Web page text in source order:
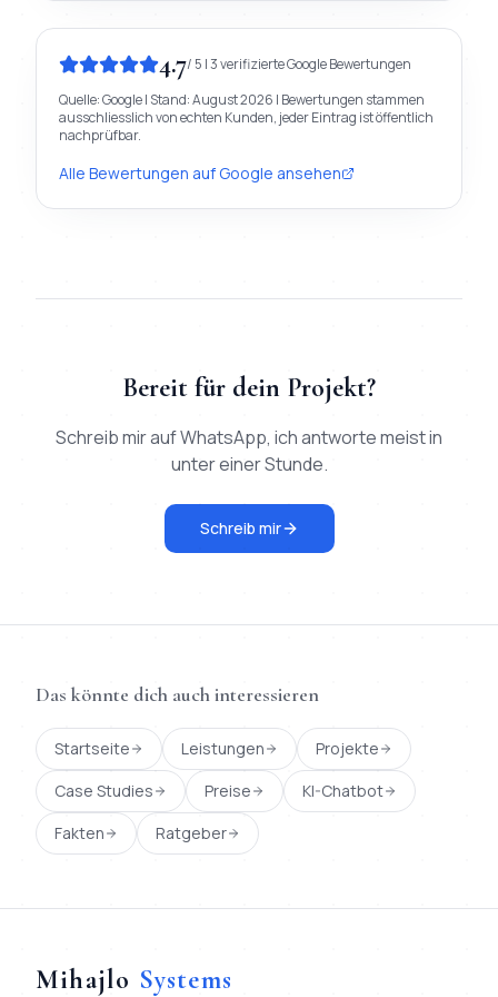
4.7/ 5 |3verifizierteGoogleBewertungen
Quelle:Google| Stand:August 2026 | Bewertungen stammen
ausschliesslich von echten Kunden, jeder Eintrag ist öffentlich
nachprüfbar.
Alle Bewertungen aufGoogle ansehen
Bereit für dein Projekt?
Schreib mir auf WhatsApp, ich antworte meist in
unter einer Stunde.
Schreib mir
Das könnte dich auch interessieren
Startseite Leistungen
Projekte
Case Studies
Preise
KI-Chatbot
Fakten
Ratgeber
Mihajlo Systems